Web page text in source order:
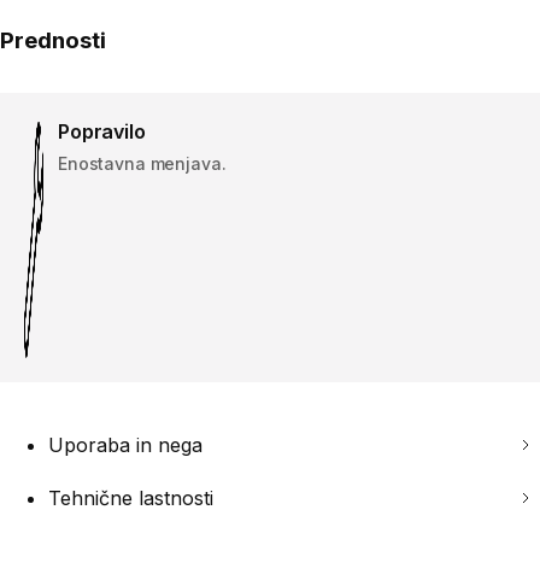
Prednosti
Popravilo
Enostavna menjava.
Uporaba in nega
Tehnične lastnosti